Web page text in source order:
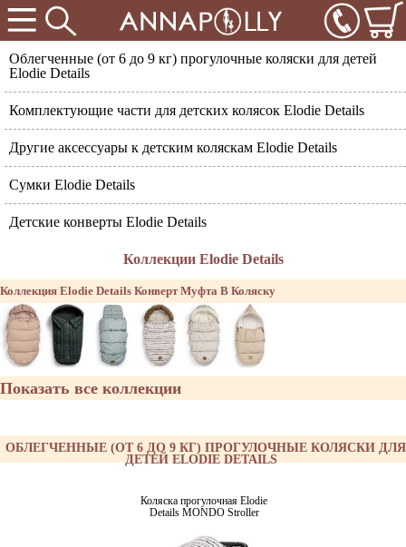
Облегченные (от 6 до 9 кг) прогулочные коляски для детей
Elodie Details
Комплектующие части для детских колясок Elodie Details
Другие аксессуары к детским коляскам Elodie Details
Сумки Elodie Details
Детские конверты Elodie Details
Коллекции Elodie Details
Коллекция Elodie Details Конверт Муфта В Коляску
Показать все коллекции
ОБЛЕГЧЕННЫЕ (ОТ 6 ДО 9 КГ) ПРОГУЛОЧНЫЕ КОЛЯСКИ ДЛЯ
ДЕТЕЙ ELODIE DETAILS
Коляска прогулочная Elodie
Details MONDO Stroller